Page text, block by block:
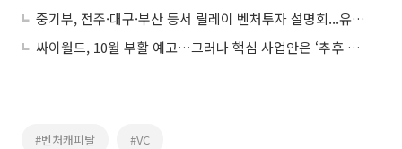
중기부, 전주·대구·부산 등서 릴레이 벤처투자 설명회...유력 VC도 참여
싸이월드, 10월 부활 예고…그러나 핵심 사업안은 ‘추후 공개’
#벤처캐피탈 #VC